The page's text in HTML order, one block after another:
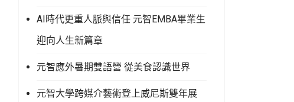
AI時代更重人脈與信任 元智EMBA畢業生
迎向人生新篇章
元智應外暑期雙語營 從美食認識世界
元智大學跨媒介藝術登上威尼斯雙年展